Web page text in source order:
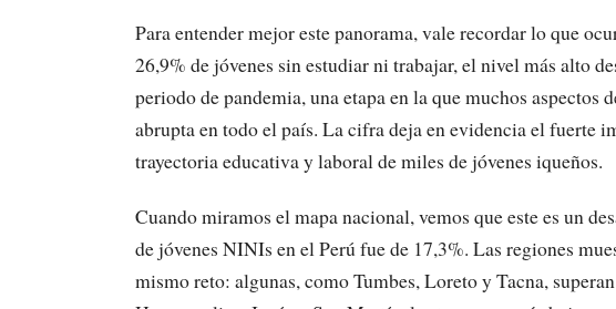
Para entender mejor este panorama, vale recordar lo que
26,9% de jóvenes sin estudiar ni trabajar, el nivel más alto
periodo de pandemia, una etapa en la que muchos
abrupta en todo el país. La cifra deja en evidencia el fuerte
trayectoria educativa y laboral de miles de jóvenes iqueños.
Cuando miramos el mapa nacional, vemos que este es un
de jóvenes NINIs en el Perú fue de 17,3%. Las regiones
mismo reto: algunas, como Tumbes, Loreto y Tacna,